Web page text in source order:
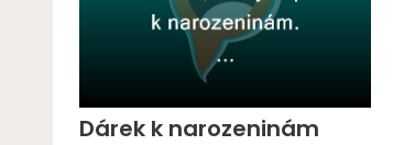
Dárek k narozeninám